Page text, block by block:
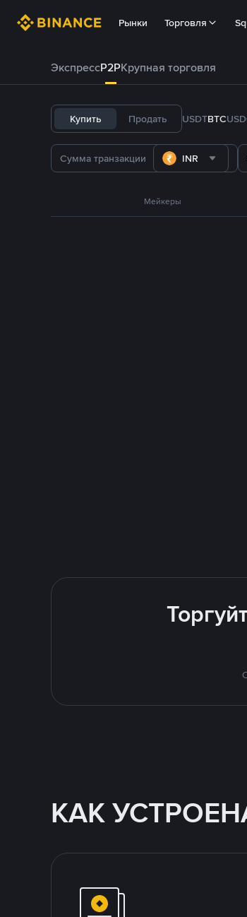
Рынки Торговля
ЭкспрессP2PКрупная торговля
Купить Продать USDTBTC
INR
Мейкеры
КАК